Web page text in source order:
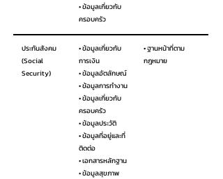
• ข้อมูลเกี่ยวกับ
ครอบครัว
ประกันสังคม
(Social
Security)
• ข้อมูลเกี่ยวกับ
การเงิน
• ข้อมูลอัตลักษณ์
• ข้อมูลการทำงาน
• ข้อมูลเกี่ยวกับ
ครอบครัว
• ข้อมูลประวัติ
• ข้อมูลที่อยู่และที่
ติดต่อ
• เอกสารหลักฐาน
• ข้อมูลสุขภาพ
• ฐานหน้าที่ตาม
กฎหมาย